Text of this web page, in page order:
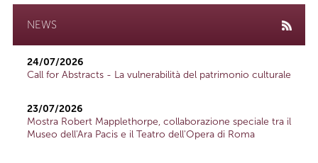
NEWS
24/07/2026
Call for Abstracts - La vulnerabilità del patrimonio culturale
23/07/2026
Mostra Robert Mapplethorpe, collaborazione speciale tra il
Museo dell'Ara Pacis e il Teatro dell'Opera di Roma